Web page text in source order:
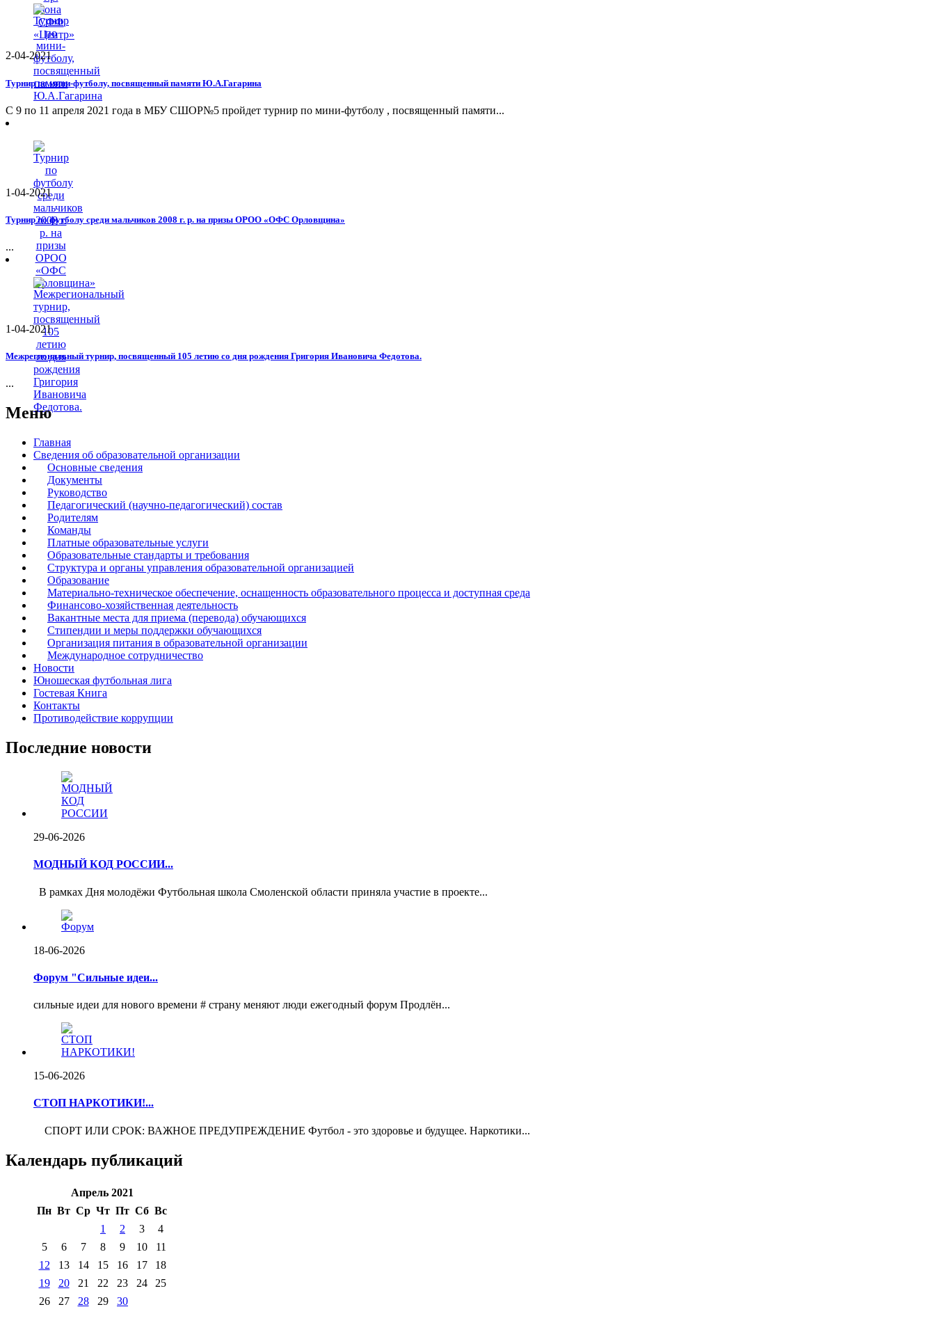
2-04-2021
Турнир по мини-футболу, посвященный памяти Ю.А.Гагарина
С 9 по 11 апреля 2021 года в МБУ СШОР№5 пройдет турнир по мини-футболу , посвященный памяти...
1-04-2021
Турнир по футболу среди мальчиков 2008 г. р. на призы ОРОО «ОФС Орловщина»
...
1-04-2021
Межрегиональный турнир, посвященный 105 летию со дня рождения Григория Ивановича Федотова.
...
Меню
Главная
Сведения об образовательной организации
Основные сведения
Документы
Руководство
Педагогический (научно-педагогический) состав
Родителям
Команды
Платные образовательные услуги
Образовательные стандарты и требования
Структура и органы управления образовательной организацией
Образование
Материально-техническое обеспечение, оснащенность образовательного процесса и доступная среда
Финансово-хозяйственная деятельность
Вакантные места для приема (перевода) обучающихся
Стипендии и меры поддержки обучающихся
Организация питания в образовательной организации
Международное сотрудничество
Новости
Юношеская футбольная лига
Гостевая Книга
Контакты
Противодействие коррупции
Последние новости
29-06-2026
МОДНЫЙ КОД РОССИИ...
️ В рамках Дня молодёжи Футбольная школа Смоленской области приняла участие в проекте...
18-06-2026
Форум "Сильные идеи...
сильные идеи для нового времени # страну меняют люди ежегодный форум Продлён...
15-06-2026
СТОП НАРКОТИКИ!...
СПОРТ ИЛИ СРОК: ВАЖНОЕ ПРЕДУПРЕЖДЕНИЕ Футбол - это здоровье и будущее. Наркотики...
Календарь публикаций
Апрель 2021
Пн Вт Ср Чт Пт Сб Вс
1
2 3
4
5
6 7 8 9 10
11
12
13 14 15 16 17
18
19
20 21 22 23 24
25
26
27 28 29 30